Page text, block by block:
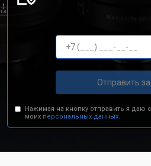
Отправить
Нажимая на кнопку отправить я даю
моих персональных данных.